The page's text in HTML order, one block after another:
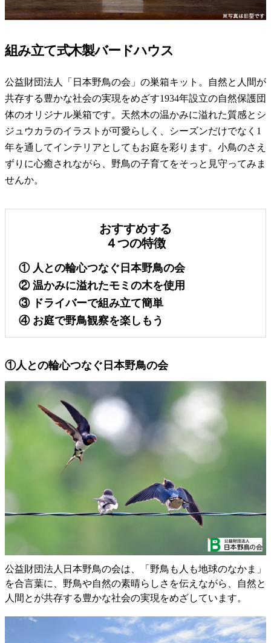
組み立て式木製バードハウス
公益財団法人「日本野鳥の会」の巣箱キット。自然と人間が
共存する豊かな社会の実現をめざす1934年設立の自然保護団
体のオリジナル巣箱です。天然木の温かみに溢れた質感とシ
ジュウカラのイラストが可愛らしく、シーズンだけでなく1
年を通してインテリアとしてもお庭を彩ります。小鳥のさえ
ずりに心癒されながら、野鳥の子育てをそっと見守ってみま
せんか。
おすすめする
４つの特徴
① 人との輪心つなぐ日本野鳥の会
②温かみに溢れたモミの木を使用
③ ドライバーで組み立て簡単
④ お庭で野鳥観察を楽しもう
①人との輪心つなぐ日本野鳥の会
公益財団法人日本野鳥の会は、「野鳥も人も地球のなかま」
を合言葉に、野鳥や自然の素晴らしさを伝えながら、自然と
人間とが共存する豊かな社会の実現をめざしています。